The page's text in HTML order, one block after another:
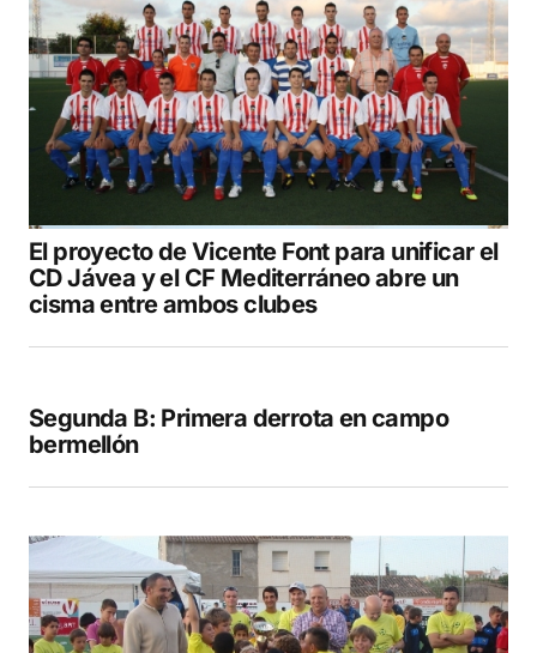
El proyecto de Vicente Font para unificar el
CD Jávea y el CF Mediterráneo abre un
cisma entre ambos clubes
Segunda B: Primera derrota en campo
bermellón